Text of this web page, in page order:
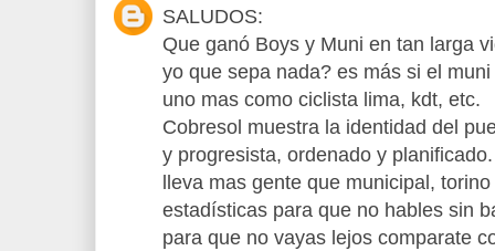
SALUDOS:
Que ganó Boys y Muni en tan larga
yo que sepa nada? es más si el
uno mas como ciclista lima, kdt, etc.
Cobresol muestra la identidad del
y progresista, ordenado y
lleva mas gente que municipal,
estadísticas para que no hables sin
para que no vayas lejos comparate